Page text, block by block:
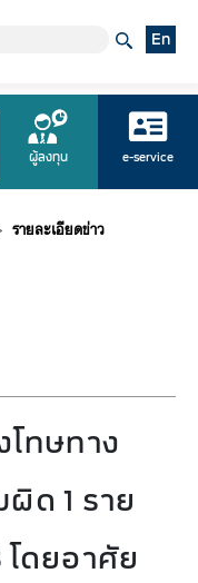
En
ผู้ลงทุน e-service
รายละเอียดข่าว
ทษทาง
ด 1 ราย
ดยอาศัย